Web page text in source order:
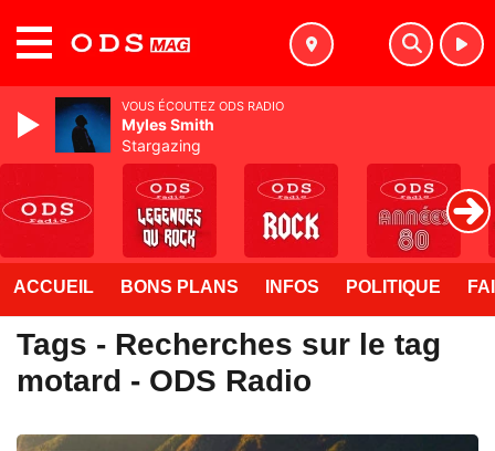
ACCUEIL BONS PLANS INFOS POLITIQUE
Tags - Recherches sur le tag
motard - ODS Radio
VOUS ÉCOUTEZ ODS RADIO
Myles Smith
Stargazing